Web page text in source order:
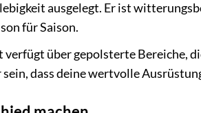
ausgelegt. Er ist
für Saison.
verfügt über gepolsterte Bereiche,
dass deine wertvolle